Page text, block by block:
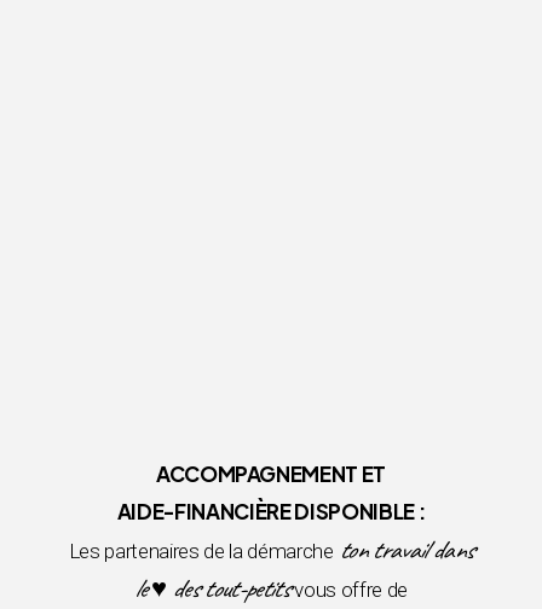
ACCOMPAGNEMENT ET
AIDE-FINANCIÈRE DISPONIBLE :
Les partenaires de la démarche ton travail dans
le ♥ des tout-petitsvous offre de